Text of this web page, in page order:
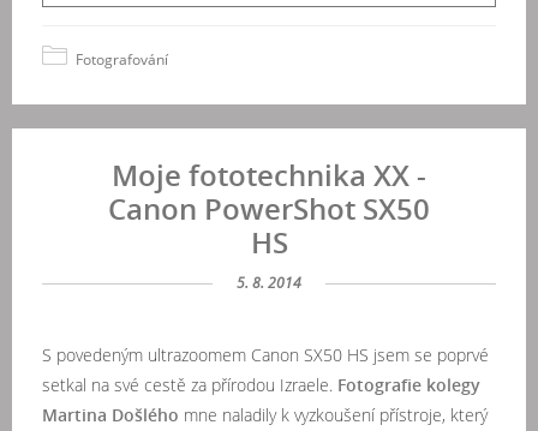
Fotografování
Moje fototechnika XX -
Canon PowerShot SX50
HS
5. 8. 2014
S povedeným ultrazoomem Canon SX50 HS jsem se poprvé
setkal na své cestě za přírodou Izraele. Fotografie kolegy
Martina Došlého mne naladily k vyzkoušení přístroje, který